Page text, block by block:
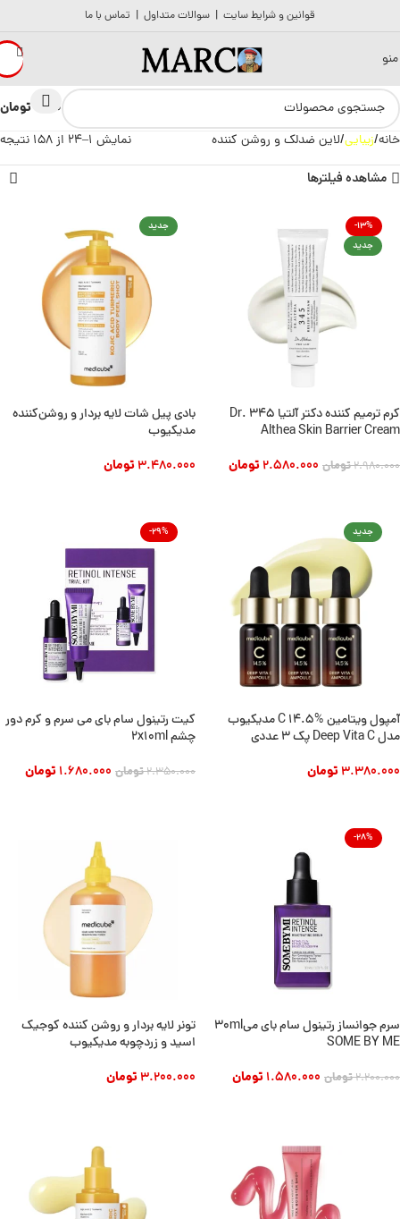
قوانین و شرایط سایت | سوالات متداول | تماس با ما
منو
0 تومان
خانه زیبایی لاین ضدلک و روشن کننده نمایش 1–24 از 158 نتیجه
مشاهده فیلترها
-13%
جدید
کرم ترمیم کننده دکتر آلتیا 345 Dr.
Althea Skin Barrier Cream
2.980.000تومان 2.580.000تومان
جدید
بادی پیل شات لایه بردار و روشن‌کننده
مدیکیوب
3.480.000تومان
جدید
آمپول ویتامین C 14.5% مدیکیوب
مدل Deep Vita C پک ۳ عددی
3.380.000تومان
-29%
کیت رتینول سام بای می سرم و کرم دور
چشم 2x10ml
2.350.000تومان 1.680.000تومان
-28%
سرم جوانساز رتینول سام بای می30ml
SOME BY ME
2.200.000تومان 1.580.000تومان
تونر لایه بردار و روشن کننده کوجیک
اسید و زردچوبه مدیکیوب
3.200.000تومان